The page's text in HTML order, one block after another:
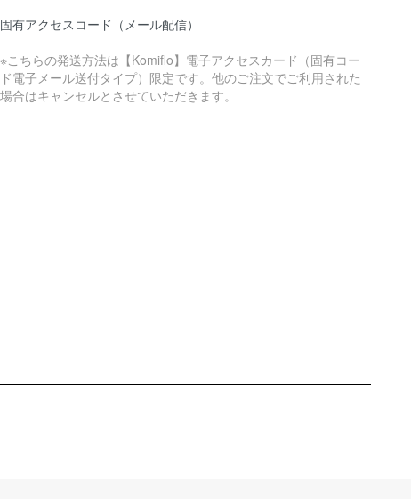
固有アクセスコード（メール配信）
※こちらの発送方法は【Komiflo】電子アクセスカード（固有コー
ド電子メール送付タイプ）限定です。他のご注文でご利用された
場合はキャンセルとさせていただきます。